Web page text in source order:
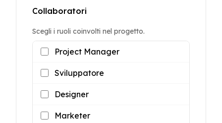
Collaboratori
Scegli i ruoli coinvolti nel progetto.
Project Manager
Sviluppatore
Designer
Marketer